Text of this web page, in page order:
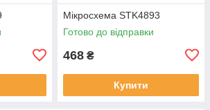
Мікросхема STK4893
Готово до відправки
468 ₴
Купити